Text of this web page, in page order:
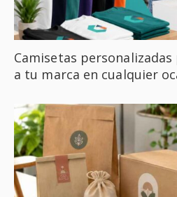
Camisetas
a tu marca en cualquier